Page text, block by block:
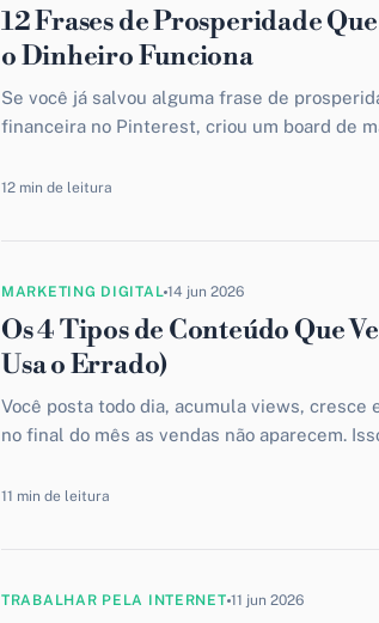
12 Frases de Prosperidade
o Dinheiro Funciona
Se você já salvou alguma frase de
financeira no Pinterest, criou um board de
12 min de leitura
MARKETING DIGITAL 14 jun 2026
Os 4 Tipos de Conteúdo Que
Usa o Errado)
Você posta todo dia, acumula views, cresce
no final do mês as vendas não aparecem.
11 min de leitura
TRABALHAR PELA INTERNET 11 jun 2026